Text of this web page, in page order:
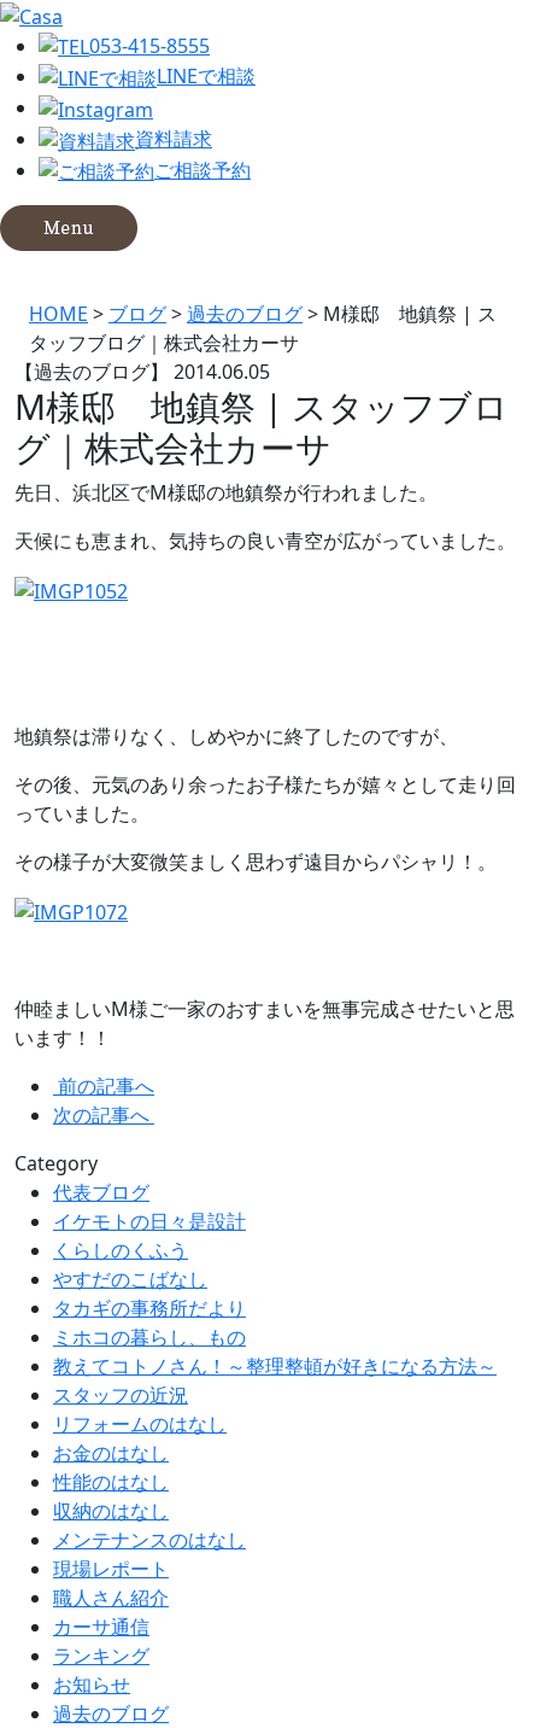
053-415-8555
LINEで相談
資料請求
ご相談予約
HOME > ブログ>過去のブログ> M様邸 地鎮祭 | ス
タッフブログ｜株式会社カーサ
【過去のブログ】 2014.06.05
M様邸 地鎮祭 | スタッフブロ
グ｜株式会社カーサ
先日、浜北区でM様邸の地鎮祭が行われました。
天候にも恵まれ、気持ちの良い青空が広がっていました。
地鎮祭は滞りなく、しめやかに終了したのですが、
その後、元気のあり余ったお子様たちが嬉々として走り回
っていました。
その様子が大変微笑ましく思わず遠目からパシャリ！。
仲睦ましいM様ご一家のおすまいを無事完成させたいと思
います！！
前の記事へ
次の記事へ
Category
代表ブログ
イケモトの日々是設計
くらしのくふう
やすだのこばなし
タカギの事務所だより
ミホコの暮らし、もの
教えてコトノさん！～整理整頓が好きになる方法～
スタッフの近況
リフォームのはなし
お金のはなし
性能のはなし
収納のはなし
メンテナンスのはなし
現場レポート
職人さん紹介
カーサ通信
ランキング
お知らせ
過去のブログ